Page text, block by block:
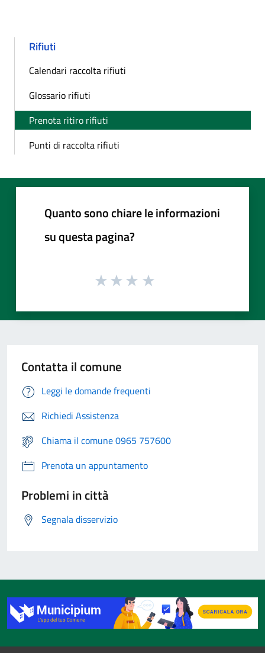
Rifiuti
Calendari raccolta rifiuti
Glossario rifiuti
Prenota ritiro rifiuti
Punti di raccolta rifiuti
Quanto sono chiare le informazioni
su questa pagina?
Contatta il comune
Leggi le domande frequenti
Richiedi Assistenza
Chiama il comune 0965 757600
Prenota un appuntamento
Problemi in città
Segnala disservizio